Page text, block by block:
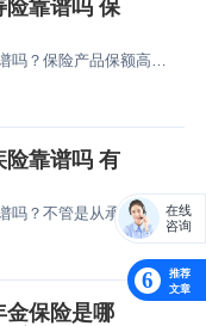
险靠谱吗 保
长生一号定期寿险靠谱吗？保险产品保额高、投保限制条件少，值得用户信赖。
险靠谱吗 有
小飞象少儿重疾险靠谱吗？不管是从承保公司还是产品本身看，小飞象少儿重疾险都是十分可靠的。
金保险是哪
6
推荐
文章
在线
咨询